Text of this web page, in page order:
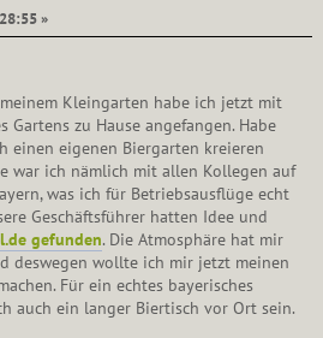
»
Kleingarten habe ich jetzt mit
Gartens zu Hause angefangen. Habe
einen eigenen Biergarten kreieren
war ich nämlich mit allen Kollegen auf
was ich für Betriebsausflüge echt
Geschäftsführer hatten Idee und
gefunden. Die Atmosphäre hat mir
deswegen wollte ich mir jetzt meinen
Für ein echtes bayerisches
auch ein langer Biertisch vor Ort sein.